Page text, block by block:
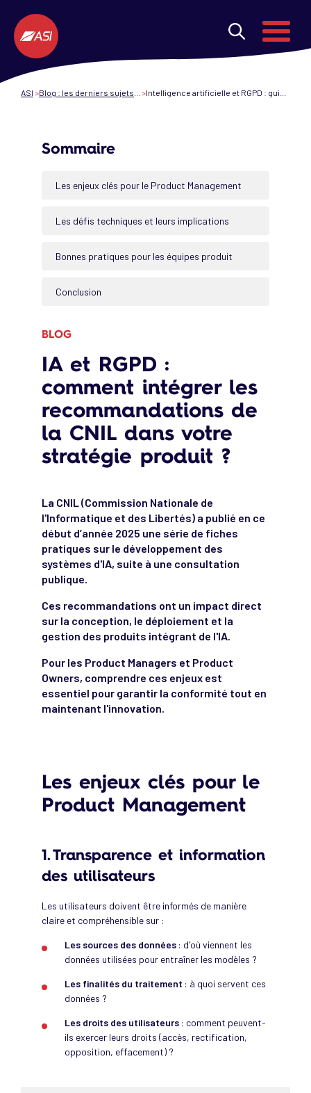
Menu
ASI
Sommaire
Les enjeux clés pour le Product Management
Les défis techniques et leurs implications
Bonnes pratiques pour les équipes produit
Conclusion
BLOG
IA et RGPD :
comment intégrer les
recommandations de
la CNIL dans votre
stratégie produit ?
La CNIL (Commission Nationale de
l'Informatique et des Libertés) a publié en ce
début d’année 2025 une série de fiches
pratiques sur le développement des
systèmes d'IA, suite à une consultation
publique.
Ces recommandations ont un impact direct
sur la conception, le déploiement et la
gestion des produits intégrant de l'IA.
Pour les Product Managers et Product
Owners, comprendre ces enjeux est
essentiel pour garantir la conformité tout en
maintenant l'innovation.
Les enjeux clés pour le
Product Management
1. Transparence et information
des utilisateurs
Les utilisateurs doivent être informés de manière
claire et compréhensible sur :
Les sources des données : d'où viennent les
données utilisées pour entraîner les modèles ?
Les finalités du traitement : à quoi servent ces
données ?
Les droits des utilisateurs : comment peuvent-
ils exercer leurs droits (accès, rectification,
opposition, effacement) ?